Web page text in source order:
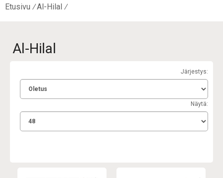
Etusivu Al-Hilal
Al-Hilal
Järjestys:
Näytä: